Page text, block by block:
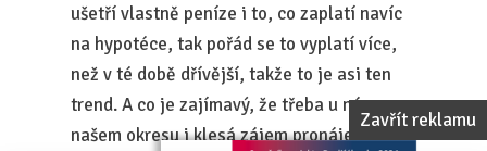
Zavřít reklamu
ušetří vlastně peníze i to, co zaplatí navíc
na hypotéce, tak pořád se to vyplatí více,
než v té době dřívější, takže to je asi ten
trend. A co je zajímavý, že třeba u nás v
našem okresu i klesá zájem pronájem